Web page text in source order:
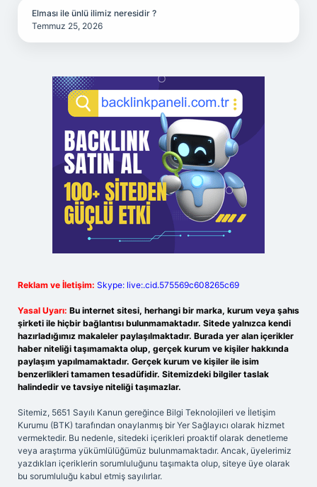
Elması ile ünlü ilimiz neresidir ?
Temmuz 25, 2026
Reklam ve İletişim: Skype: live:.cid.575569c608265c69
Yasal Uyarı: Bu internet sitesi, herhangi bir marka, kurum veya şahıs
şirketi ile hiçbir bağlantısı bulunmamaktadır. Sitede yalnızca kendi
hazırladığımız makaleler paylaşılmaktadır. Burada yer alan içerikler
haber niteliği taşımamakta olup, gerçek kurum ve kişiler hakkında
paylaşım yapılmamaktadır. Gerçek kurum ve kişiler ile isim
benzerlikleri tamamen tesadüfidir. Sitemizdeki bilgiler taslak
halindedir ve tavsiye niteliği taşımazlar.
Sitemiz, 5651 Sayılı Kanun gereğince Bilgi Teknolojileri ve İletişim
Kurumu (BTK) tarafından onaylanmış bir Yer Sağlayıcı olarak hizmet
vermektedir. Bu nedenle, sitedeki içerikleri proaktif olarak denetleme
veya araştırma yükümlülüğümüz bulunmamaktadır. Ancak, üyelerimiz
yazdıkları içeriklerin sorumluluğunu taşımakta olup, siteye üye olarak
bu sorumluluğu kabul etmiş sayılırlar.